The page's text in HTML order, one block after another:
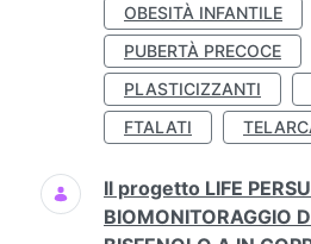
OBESITÀ INFANTILE
PUBERTÀ PRECOCE
PLASTICIZZANTI
FTALATI
Il progetto LIFE
BIOMONITORAGGIO